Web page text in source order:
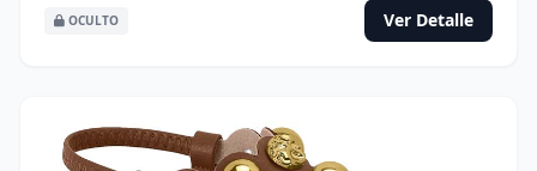
OCULTO Ver Detalle